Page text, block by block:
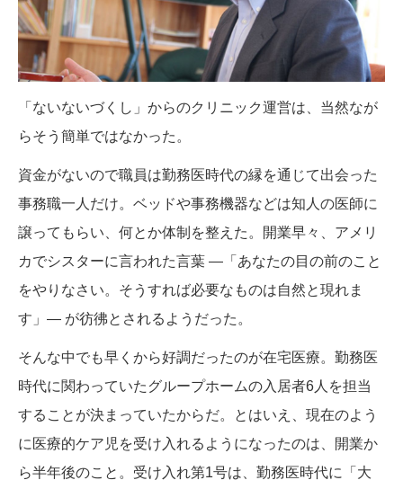
「ないないづくし」からのクリニック運営は、当然なが
らそう簡単ではなかった。
資金がないので職員は勤務医時代の縁を通じて出会った
事務職一人だけ。ベッドや事務機器などは知人の医師に
譲ってもらい、何とか体制を整えた。開業早々、アメリ
カでシスターに言われた言葉 ―「あなたの目の前のこと
をやりなさい。そうすれば必要なものは自然と現れま
す」― が彷彿とされるようだった。
そんな中でも早くから好調だったのが在宅医療。勤務医
時代に関わっていたグループホームの入居者6人を担当
することが決まっていたからだ。とはいえ、現在のよう
に医療的ケア児を受け入れるようになったのは、開業か
ら半年後のこと。受け入れ第1号は、勤務医時代に「大